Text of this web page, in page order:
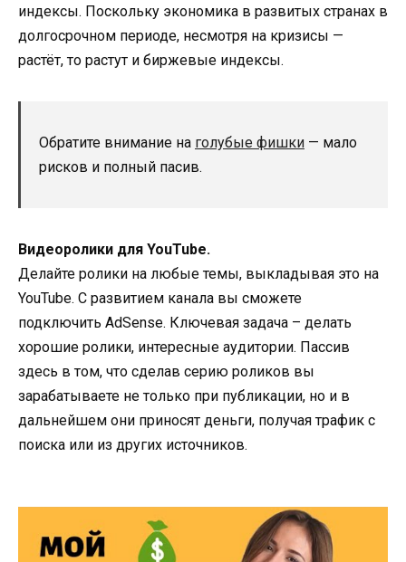
индексы. Поскольку экономика в развитых странах в
долгосрочном периоде, несмотря на кризисы —
растёт, то растут и биржевые индексы.
Обратите внимание на голубые фишки — мало
рисков и полный пасив.
Видеоролики для YouTube.
Делайте ролики на любые темы, выкладывая это на
YouTube. С развитием канала вы сможете
подключить AdSense. Ключевая задача – делать
хорошие ролики, интересные аудитории. Пассив
здесь в том, что сделав серию роликов вы
зарабатываете не только при публикации, но и в
дальнейшем они приносят деньги, получая трафик с
поиска или из других источников.